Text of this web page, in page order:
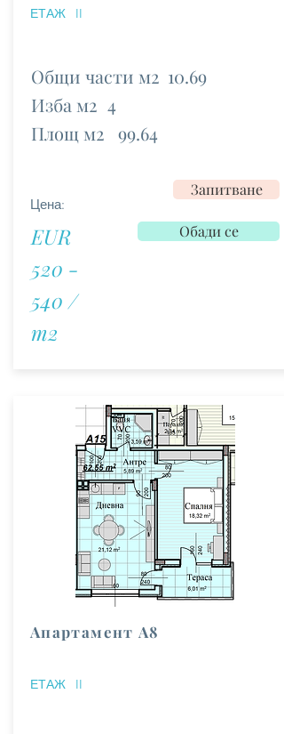
II
ЕТАЖ
Общи части м2
Изба м2
Площ м2
10.69
4
99.64
Цена:
EUR
520 -
540 /
m2
Запитване
Обади се
Апартамент А8
II
ЕТАЖ